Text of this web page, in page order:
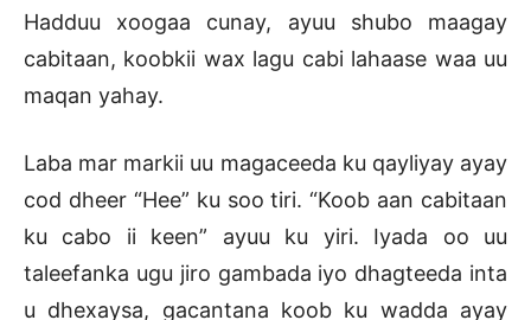
Hadduu xoogaa cunay, ayuu shubo maagay
cabitaan, koobkii wax lagu cabi lahaase waa uu
maqan yahay.
Laba mar markii uu magaceeda ku qayliyay ayay
cod dheer “Hee” ku soo tiri. “Koob aan cabitaan
ku cabo ii keen” ayuu ku yiri. Iyada oo uu
taleefanka ugu jiro gambada iyo dhagteeda inta
u dhexaysa, gacantana koob ku wadda ayay